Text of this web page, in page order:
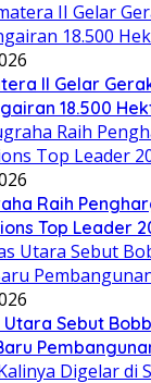
II Gelar
18.500
Raih
Top Leader
Sebut